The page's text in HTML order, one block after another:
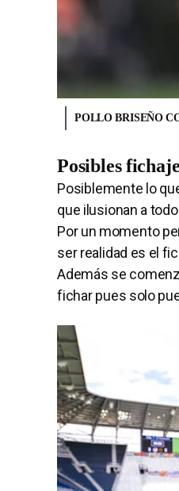
POLLO BRISEÑO
Posibles
Posiblemente lo
que ilusionan a
Por un momento
ser realidad es el
Además se
fichar pues solo